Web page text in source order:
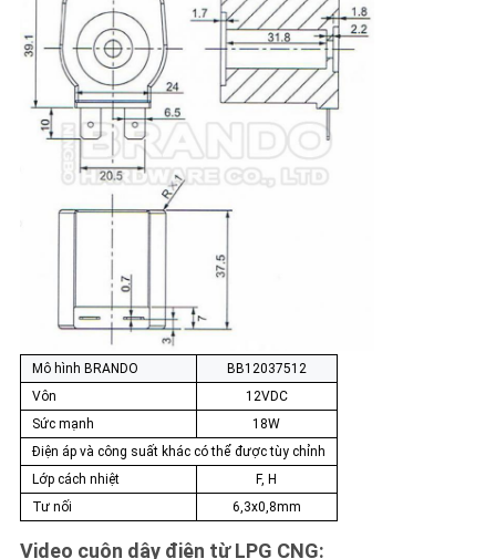
Mô hình BRANDO
BB12037512
Vôn
12VDC
Sức mạnh
18W
Điện áp và công suất khác có thể được tùy chỉnh
Lớp cách nhiệt
F, H
Tư nối
6,3x0,8mm
Video cuộn dây điện từ LPG CNG: